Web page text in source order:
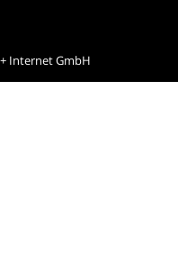
Internet GmbH